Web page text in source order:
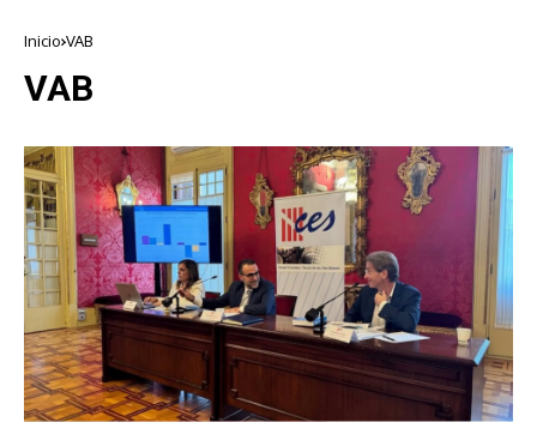
Inicio VAB
VAB